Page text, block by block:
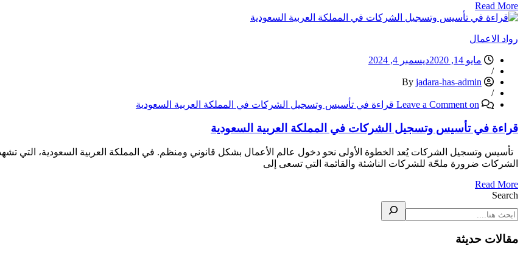
Read More
رواد الاعمال
مايو 14, 2020
ديسمبر 4, 2024
/
jadara-has-admin
/
Leave a Comment on قراءة في تأسيس وتسجيل الشركات في المملكة العربية السعودية
قراءة في تأسيس وتسجيل الشركات في المملكة العربية السعودية
الشركات ضرورة ملحّة للشركات الناشئة والقائمة التي تسعى إلى
Read More
Search
مقالات حديثة